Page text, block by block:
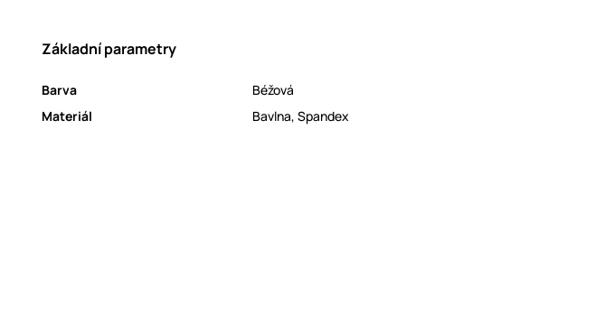
Základní parametry
Barva
Béžová
Materiál
Bavlna, Spandex